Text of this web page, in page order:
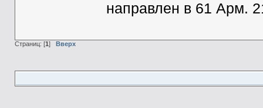
направлен в 61 Арм.
Страниц: [1] Вверх